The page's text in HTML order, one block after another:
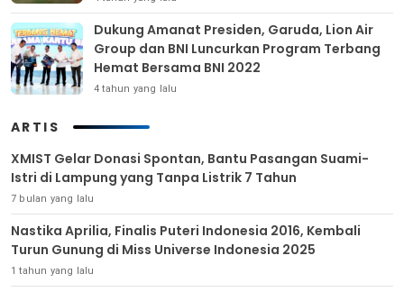
Dukung Amanat Presiden, Garuda, Lion Air
Group dan BNI Luncurkan Program Terbang
Hemat Bersama BNI 2022
4 tahun yang lalu
ARTIS
XMIST Gelar Donasi Spontan, Bantu Pasangan Suami-
Istri di Lampung yang Tanpa Listrik 7 Tahun
7 bulan yang lalu
Nastika Aprilia, Finalis Puteri Indonesia 2016, Kembali
Turun Gunung di Miss Universe Indonesia 2025
1 tahun yang lalu